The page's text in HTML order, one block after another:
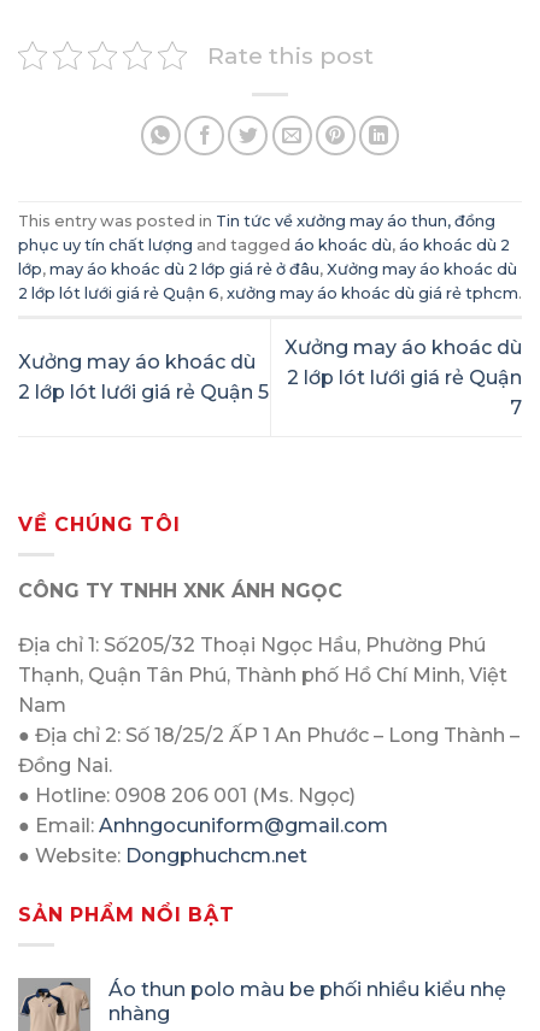
Rate this post
This entry was posted in Tin tức về xưởng may áo thun, đồng
phục uy tín chất lượng and tagged áo khoác dù, áo khoác dù 2
lớp, may áo khoác dù 2 lớp giá rẻ ở đâu, Xưởng may áo khoác dù
2 lớp lót lưới giá rẻ Quận 6, xưởng may áo khoác dù giá rẻ tphcm.
Xưởng may áo khoác dù
2 lớp lót lưới giá rẻ Quận 5
Xưởng may áo khoác dù
2 lớp lót lưới giá rẻ Quận
7
VỀ CHÚNG TÔI
CÔNG TY TNHH XNK ÁNH NGỌC
Địa chỉ 1: Số205/32 Thoại Ngọc Hầu, Phường Phú
Thạnh, Quận Tân Phú, Thành phố Hồ Chí Minh, Việt
Nam
● Địa chỉ 2: Số 18/25/2 ẤP 1 An Phước – Long Thành –
Đồng Nai.
● Hotline: 0908 206 001 (Ms. Ngọc)
● Email: Anhngocuniform@gmail.com
● Website: Dongphuchcm.net
SẢN PHẨM NỔI BẬT
Áo thun polo màu be phối nhiều kiểu nhẹ
nhàng